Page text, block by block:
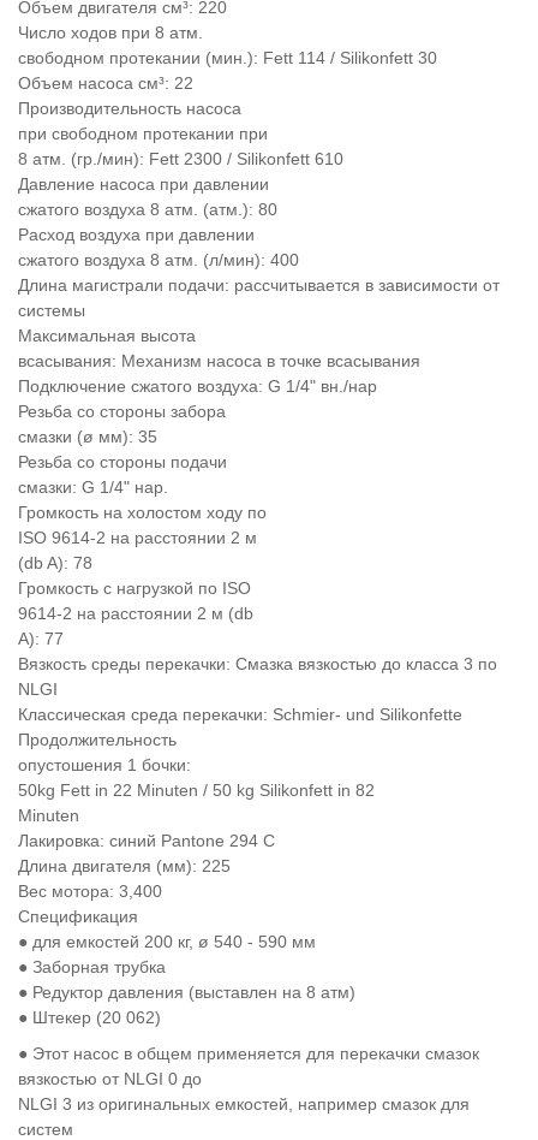
Объем двигателя см³: 220
Число ходов при 8 атм.
свободном протекании (мин.): Fett 114 / Silikonfett 30
Объем насоса см³: 22
Производительность насоса
при свободном протекании при
8 атм. (гр./мин): Fett 2300 / Silikonfett 610
Давление насоса при давлении
сжатого воздуха 8 атм. (атм.): 80
Расход воздуха при давлении
сжатого воздуха 8 атм. (л/мин): 400
Длина магистрали подачи: рассчитывается в зависимости от
системы
Максимальная высота
всасывания: Механизм насоса в точке всасывания
Подключение сжатого воздуха: G 1/4" вн./нар
Резьба со стороны забора
смазки (ø мм): 35
Резьба со стороны подачи
смазки: G 1/4" нар.
Громкость на холостом ходу по
ISO 9614-2 на расстоянии 2 м
(db A): 78
Громкость с нагрузкой по ISO
9614-2 на расстоянии 2 м (db
A): 77
Вязкость среды перекачки: Смазка вязкостью до класса 3 по
NLGI
Классическая среда перекачки: Schmier- und Silikonfette
Продолжительность
опустошения 1 бочки:
50kg Fett in 22 Minuten / 50 kg Silikonfett in 82
Minuten
Лакировка: синий Pantone 294 C
Длина двигателя (мм): 225
Вес мотора: 3,400
Спецификация
● для емкостей 200 кг, ø 540 - 590 мм
● Заборная трубка
● Редуктор давления (выставлен на 8 атм)
● Штекер (20 062)
● Этот насос в общем применяется для перекачки смазок
вязкостью от NLGI 0 до
NLGI 3 из оригинальных емкостей, например смазок для
систем